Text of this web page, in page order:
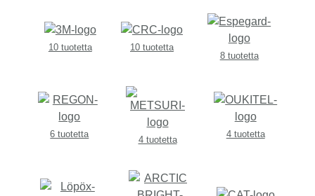
10 tuotetta
10 tuotetta
8 tuotetta
6 tuotetta
4 tuotetta
4 tuotetta